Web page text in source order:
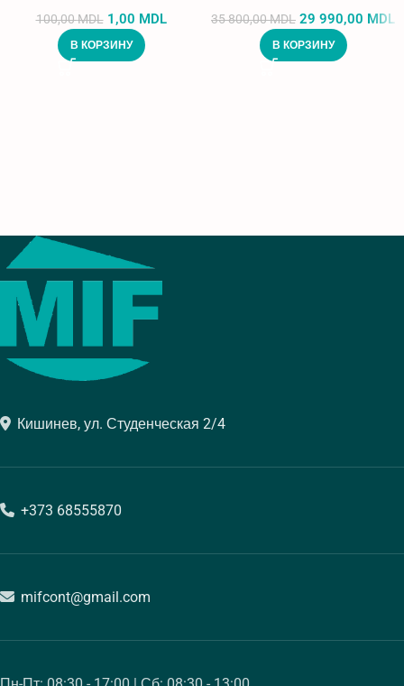
100,00MDL 1,00 MDL
В КОРЗИНУ
35 800,00MDL 29 990,00 MDL
В КОРЗИНУ
Кишинев, ул. Студенческая 2/4
+373 68555870
mifcont@gmail.com